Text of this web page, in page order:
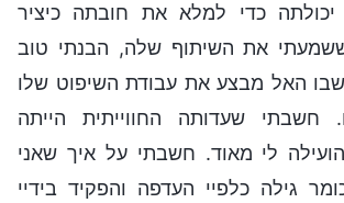
יכולתה כדי למלא את חובתה כיציר
את השיתוף שלה, הבנתי טוב
שבו האל מבצע את עבודת השיפוט שלו
חשבתי שעדותה החווייתית הייתה
לי מאוד. חשבתי על איך שאני
גילה כלפיי העדפה והפקיד בידיי